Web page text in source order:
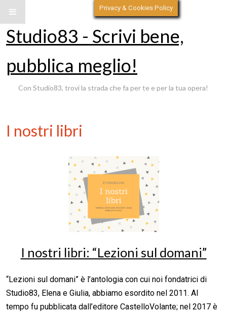
Studio83 - Scrivi bene,
pubblica meglio!
Con Studio83, trovi la strada che fa per te e per la tua opera!
I nostri libri
I nostri libri: “Lezioni sul domani”
“Lezioni sul domani” è l’antologia con cui noi fondatrici di
Studio83, Elena e Giulia, abbiamo esordito nel 2011. Al
tempo fu pubblicata dall’editore CastelloVolante; nel 2017 è
Privacy & Cookies Policy